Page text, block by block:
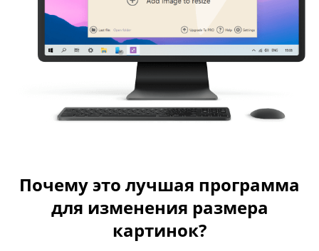
Почему это лучшая программа
для изменения размера
картинок?